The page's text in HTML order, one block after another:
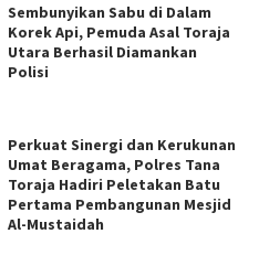
Sembunyikan Sabu di Dalam
Korek Api, Pemuda Asal Toraja
Utara Berhasil Diamankan
Polisi
Perkuat Sinergi dan Kerukunan
Umat Beragama, Polres Tana
Toraja Hadiri Peletakan Batu
Pertama Pembangunan Mesjid
Al-Mustaidah